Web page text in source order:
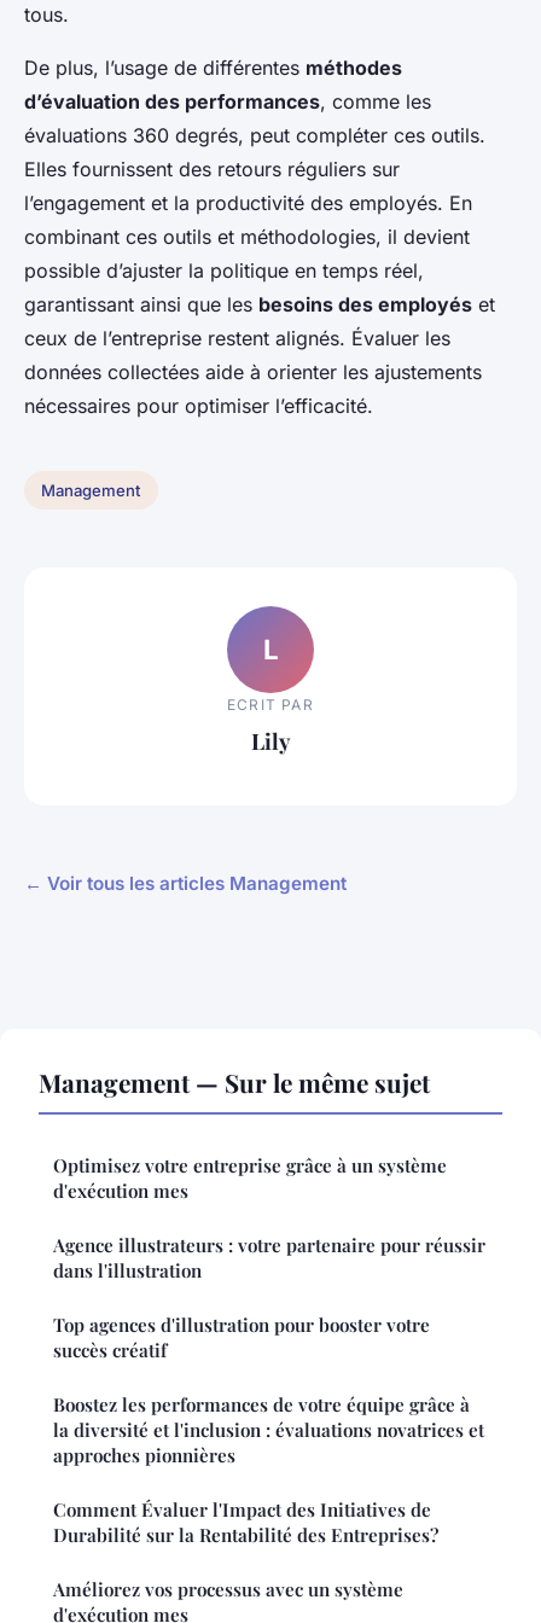
tous.
De plus, l’usage de différentes méthodes
d’évaluation des performances, comme les
évaluations 360 degrés, peut compléter ces outils.
Elles fournissent des retours réguliers sur
l’engagement et la productivité des employés. En
combinant ces outils et méthodologies, il devient
possible d’ajuster la politique en temps réel,
garantissant ainsi que les besoins des employés et
ceux de l’entreprise restent alignés. Évaluer les
données collectées aide à orienter les ajustements
nécessaires pour optimiser l’efficacité.
Management
L
ECRIT PAR
Lily
← Voir tous les articles Management
Management — Sur le même sujet
Optimisez votre entreprise grâce à un système
d'exécution mes
Agence illustrateurs : votre partenaire pour réussir
dans l'illustration
Top agences d'illustration pour booster votre
succès créatif
Boostez les performances de votre équipe grâce à
la diversité et l'inclusion : évaluations novatrices et
approches pionnières
Comment Évaluer l'Impact des Initiatives de
Durabilité sur la Rentabilité des Entreprises?
Améliorez vos processus avec un système
d'exécution mes